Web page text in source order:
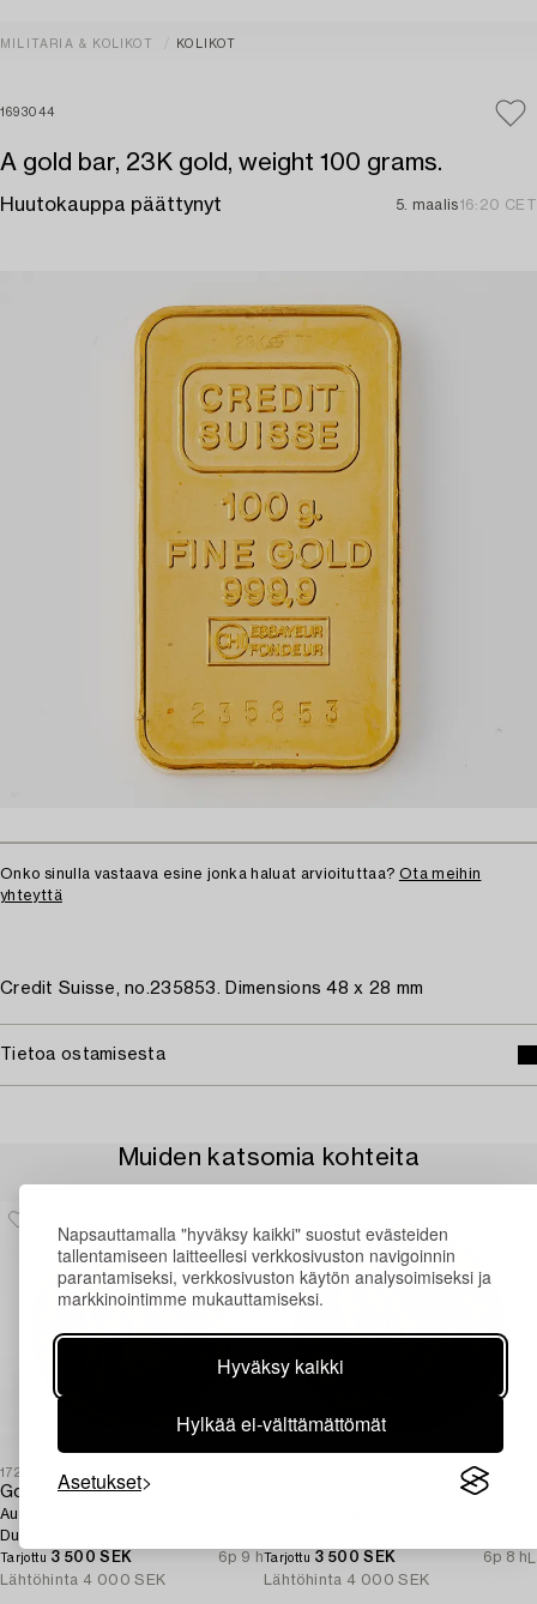
Napsauttamalla "hyväksy kaikki" suostut evästeiden
tallentamiseen laitteellesi verkkosivuston navigoinnin
parantamiseksi, verkkosivuston käytön analysoimiseksi ja
markkinointimme mukauttamiseksi.
Hyväksy kaikki
Hylkää ei-välttämättömät
Asetukset
MILITARIA & KOLIKOT KOLIKOT
1693044
A gold bar, 23K gold, weight 100 grams.
Huutokauppa päättynyt 5. maalis16:20 CET
Onko sinulla vastaava esine jonka haluat arvioituttaa? Ota meihin
yhteyttä
Credit Suisse, no.235853. Dimensions 48 x 28 mm
Tietoa ostamisesta
Muiden katsomia kohteita
1729988
Gold coin,
Austria-Hungary, Franz Joseph 1
Ducat, 1915.
Tarjottu 3 500 SEK
6p 9 h
Lähtöhinta 4 000 SEK
Tarjottu 3 500 SEK
6p 8 h
Lähtöhinta 4 000 SEK